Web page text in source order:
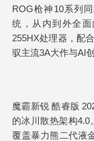
ROG枪神10系列
统，从内到外全
255HX处理器，配
驭主流3A大作与AI
魔霸新锐 酷睿版
的冰川散热架构
覆盖暴力熊二代液